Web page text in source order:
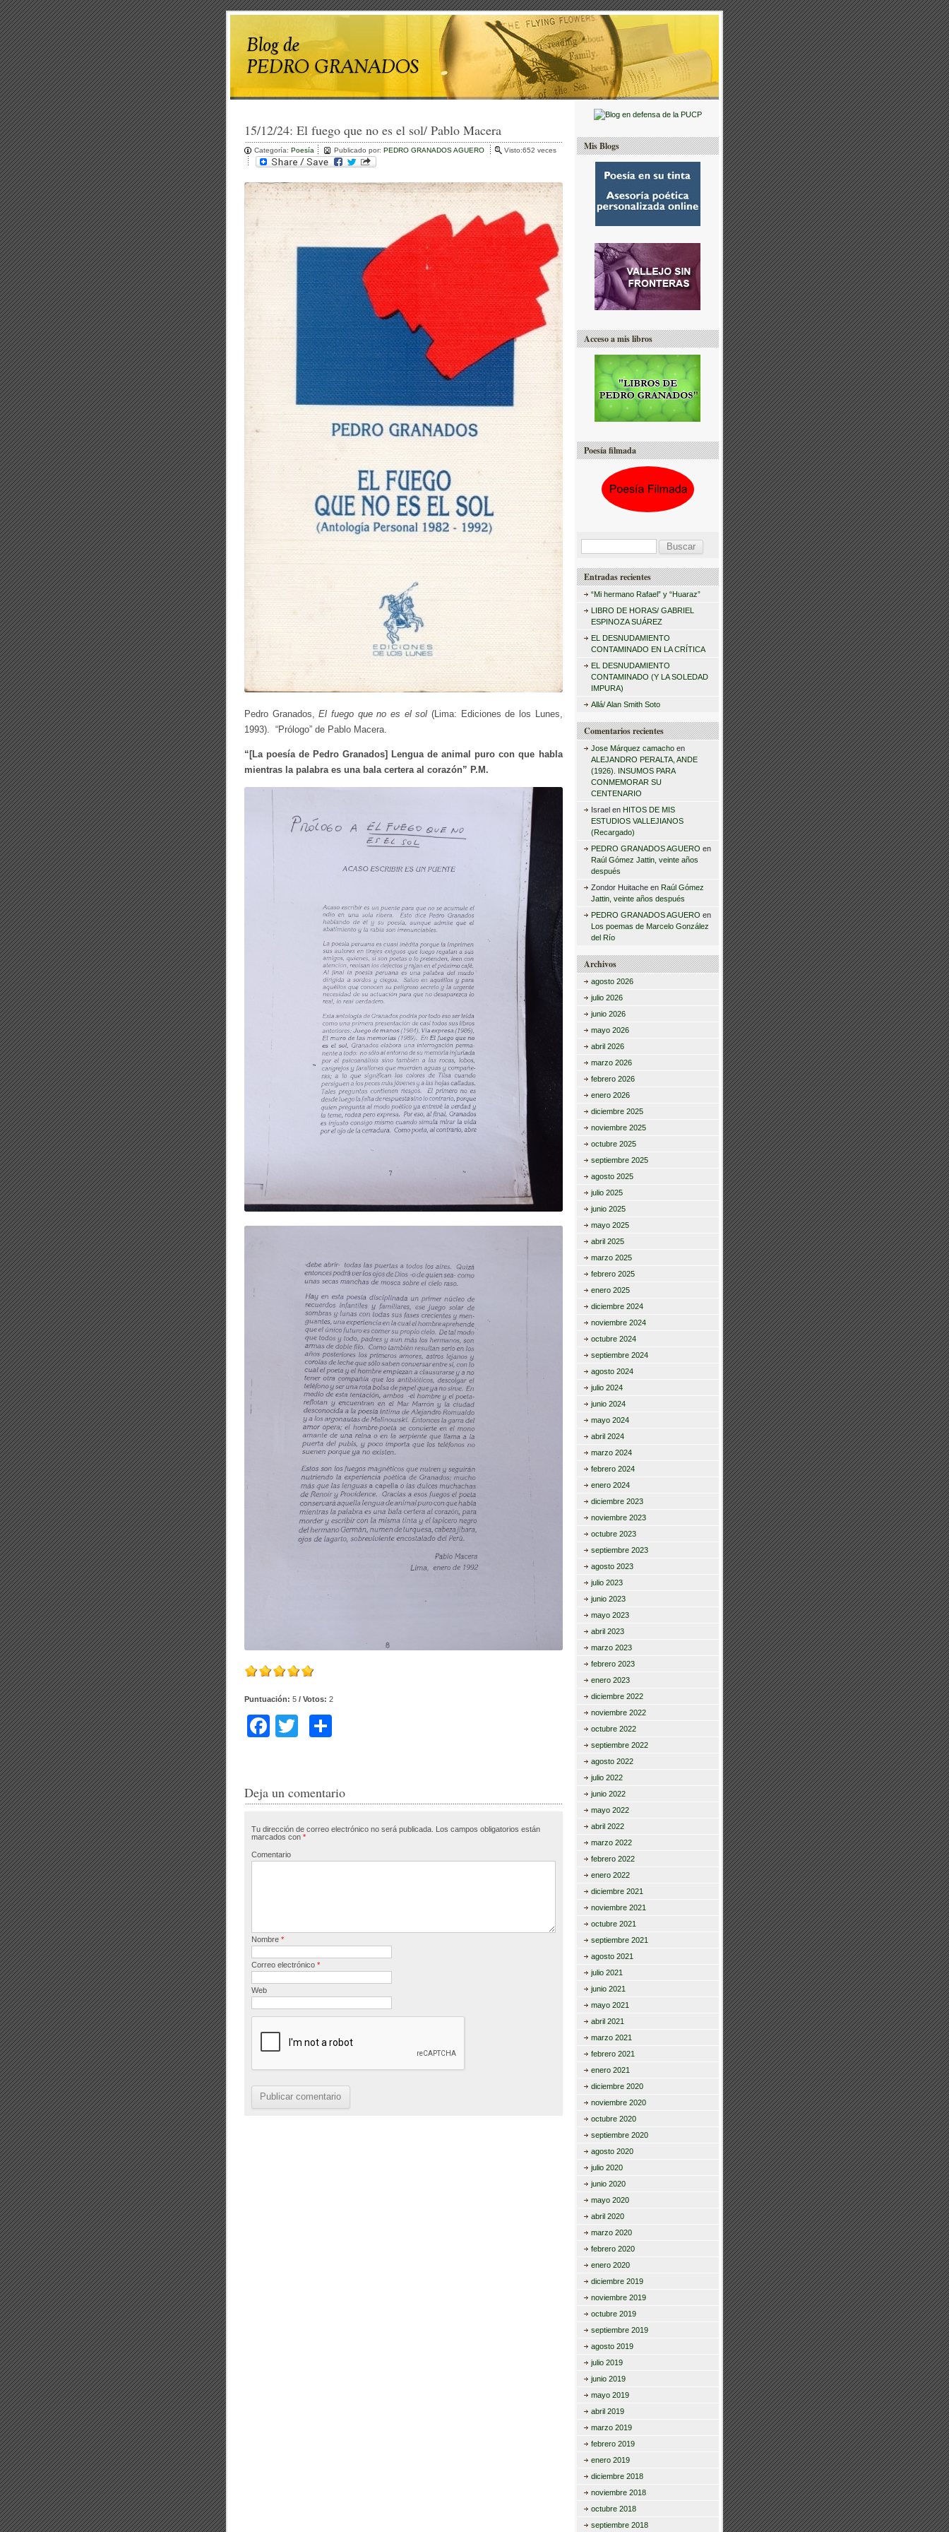
15/12/24: El fuego que no es el sol/ Pablo Macera
Categoría: Poesía Publicado por: PEDRO GRANADOS AGUERO Visto:652 veces
Pedro Granados,El fuego que no es el sol (Lima: Ediciones de los Lunes,
1993). “Prólogo” de Pablo Macera.
“[La poesía de Pedro Granados] Lengua de animal puro con que habla
mientras la palabra es una bala certera al corazón” P.M.
Puntuación: 5 / Votos: 2
F
e
o
o
er p
tir
Deja un comentario
Tu dirección de correo electrónico no será publicada. Los campos obligatorios están
marcados con *
Comentario
Nombre *
Correo electrónico *
Web
Mis Blogs
Acceso a mis libros
Poesía filmada
s
r
Entradas recientes
“Mi hermano Rafael” y “Huaraz”
LIBRO DE HORAS/ GABRIEL
ESPINOZA SUÁREZ
EL DESNUDAMIENTO
CONTAMINADO EN LA CRÍTICA
EL DESNUDAMIENTO
CONTAMINADO (Y LA SOLEDAD
IMPURA)
Allá/ Alan Smith Soto
Comentarios recientes
Jose Márquez camachoen
ALEJANDRO PERALTA, ANDE
(1926). INSUMOS PARA
CONMEMORAR SU
CENTENARIO
Israelen HITOS DE MIS
ESTUDIOS VALLEJIANOS
(Recargado)
PEDRO GRANADOS AGUERO en
Raúl Gómez Jattin, veinte años
después
Zondor Huitacheen Raúl Gómez
Jattin, veinte años después
PEDRO GRANADOS AGUERO en
Los poemas de Marcelo González
del Río
Archivos
agosto 2026
julio 2026
junio 2026
mayo 2026
abril 2026
marzo 2026
febrero 2026
enero 2026
diciembre 2025
noviembre 2025
octubre 2025
septiembre 2025
agosto 2025
julio 2025
junio 2025
mayo 2025
abril 2025
marzo 2025
febrero 2025
enero 2025
diciembre 2024
noviembre 2024
octubre 2024
septiembre 2024
agosto 2024
julio 2024
junio 2024
mayo 2024
abril 2024
marzo 2024
febrero 2024
enero 2024
diciembre 2023
noviembre 2023
octubre 2023
septiembre 2023
agosto 2023
julio 2023
junio 2023
mayo 2023
abril 2023
marzo 2023
febrero 2023
enero 2023
diciembre 2022
noviembre 2022
octubre 2022
septiembre 2022
agosto 2022
julio 2022
junio 2022
mayo 2022
abril 2022
marzo 2022
febrero 2022
enero 2022
diciembre 2021
noviembre 2021
octubre 2021
septiembre 2021
agosto 2021
julio 2021
junio 2021
mayo 2021
abril 2021
marzo 2021
febrero 2021
enero 2021
diciembre 2020
noviembre 2020
octubre 2020
septiembre 2020
agosto 2020
julio 2020
junio 2020
mayo 2020
abril 2020
marzo 2020
febrero 2020
enero 2020
diciembre 2019
noviembre 2019
octubre 2019
septiembre 2019
agosto 2019
julio 2019
junio 2019
mayo 2019
abril 2019
marzo 2019
febrero 2019
enero 2019
diciembre 2018
noviembre 2018
octubre 2018
septiembre 2018